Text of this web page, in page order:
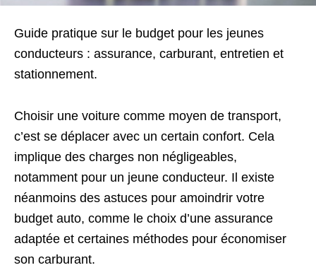
Guide pratique sur le budget pour les jeunes
conducteurs : assurance, carburant, entretien et
stationnement.
Choisir une voiture comme moyen de transport,
c’est se déplacer avec un certain confort. Cela
implique des charges non négligeables,
notamment pour un jeune conducteur. Il existe
néanmoins des astuces pour amoindrir votre
budget auto, comme le choix d’une assurance
adaptée et certaines méthodes pour économiser
son carburant.